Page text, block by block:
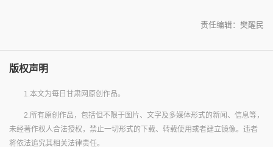
责任编辑：樊醒民
版权声明
1.本文为每日甘肃网原创作品。
2.所有原创作品，包括但不限于图片、文字及多媒体形式的新闻、信息等，
未经著作权人合法授权，禁止一切形式的下载、转载使用或者建立镜像。违者
将依法追究其相关法律责任。